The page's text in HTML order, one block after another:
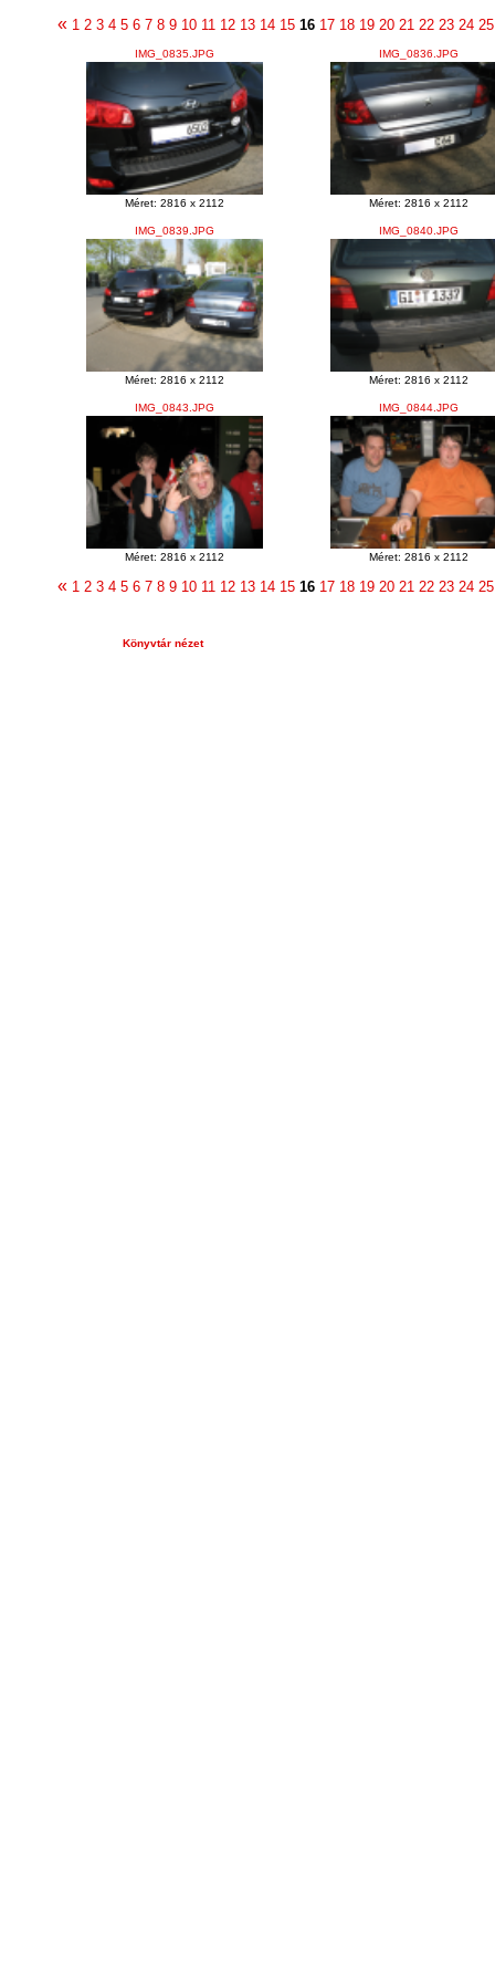
« 1 2 3 4 5 6 7 8 9 10 11 12 13 14 15 16 17 18 19 20 21 22 23 24 25
IMG_0835.JPG
Méret: 2816 x 2112
IMG_0836.JPG
Méret: 2816 x 2112
IMG_0839.JPG
Méret: 2816 x 2112
IMG_0840.JPG
Méret: 2816 x 2112
IMG_0843.JPG
Méret: 2816 x 2112
IMG_0844.JPG
Méret: 2816 x 2112
« 1 2 3 4 5 6 7 8 9 10 11 12 13 14 15 16 17 18 19 20 21 22 23 24 25
Könyvtár nézet